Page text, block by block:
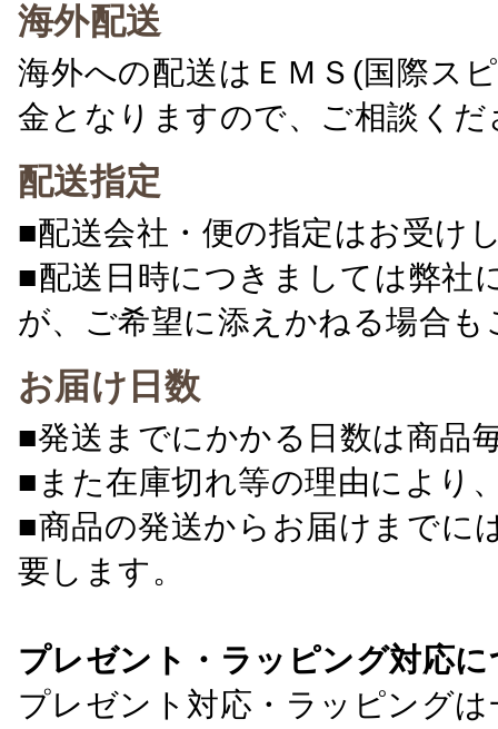
海外配送
海外への配送はＥＭＳ(国際ス
金となりますので、ご相談くだ
配送指定
■配送会社・便の指定はお受け
■配送日時につきましては弊社
が、ご希望に添えかねる場合
お届け日数
■発送までにかかる日数は商品
■また在庫切れ等の理由により
■商品の発送からお届けまでに
要します。
プレゼント・ラッピング対応
プレゼント対応・ラッピング